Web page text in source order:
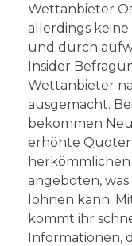
Wettanbieter
allerdings
und durch
Insider
Wettanbieter
ausgemacht.
bekommen
erhöhte
angeboten,
lohnen kann.
kommt ihr
Informationen,